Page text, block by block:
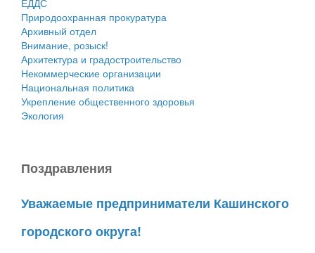
Природоохранная прокуратура
Архивный отдел
Внимание, розыск!
Архитектура и градостроительство
Некоммерческие организации
Национальная политика
Укрепление общественного здоровья
Экология
Поздравления
Уважаемые предприниматели Кашинского
городского округа!